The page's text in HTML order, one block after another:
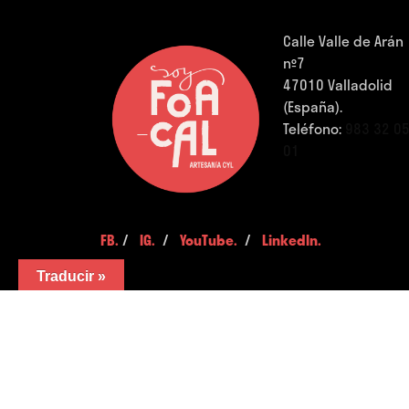
Calle Valle de Arán
nº7
47010 Valladolid
(España).
Teléfono:
FB. /IG. /YouTube. /LinkedIn.
Traducir »